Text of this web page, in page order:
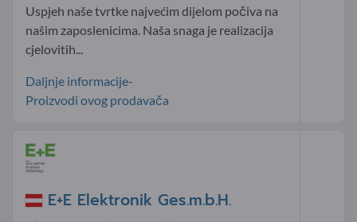
Uspjeh naše tvrtke najvećim dijelom počiva na
našim zaposlenicima. Naša snaga je realizacija
cjelovitih...
Daljnje informacije-
Proizvodi ovog prodavača
E+E Elektronik Ges.m.b.H.